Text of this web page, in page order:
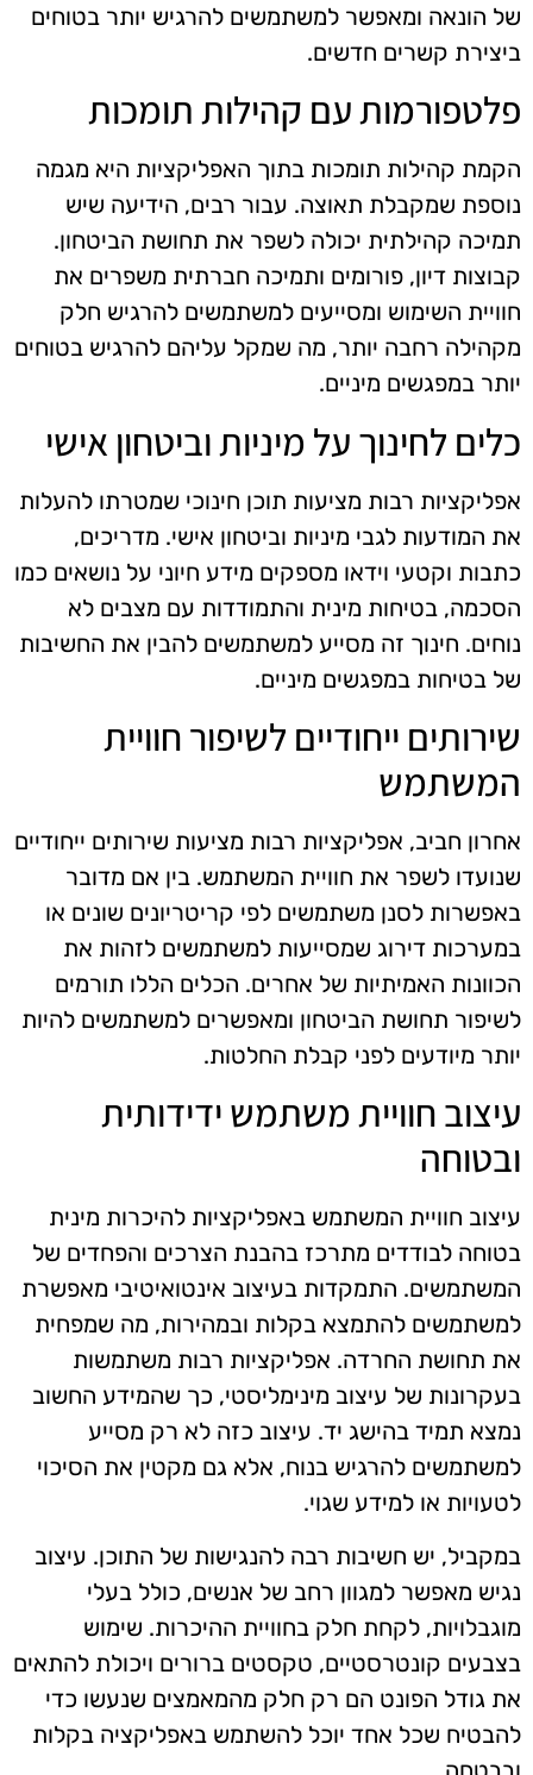
של הונאה ומאפשר למשתמשים להרגיש יותר בטוחים
ביצירת קשרים חדשים.
פלטפורמות עם קהילות תומכות
הקמת קהילות תומכות בתוך האפליקציות היא מגמה
נוספת שמקבלת תאוצה. עבור רבים, הידיעה שיש
תמיכה קהילתית יכולה לשפר את תחושת הביטחון.
קבוצות דיון, פורומים ותמיכה חברתית משפרים את
חוויית השימוש ומסייעים למשתמשים להרגיש חלק
מקהילה רחבה יותר, מה שמקל עליהם להרגיש בטוחים
יותר במפגשים מיניים.
כלים לחינוך על מיניות וביטחון אישי
אפליקציות רבות מציעות תוכן חינוכי שמטרתו להעלות
את המודעות לגבי מיניות וביטחון אישי. מדריכים,
כתבות וקטעי וידאו מספקים מידע חיוני על נושאים כמו
הסכמה, בטיחות מינית והתמודדות עם מצבים לא
נוחים. חינוך זה מסייע למשתמשים להבין את החשיבות
של בטיחות במפגשים מיניים.
שירותים ייחודיים לשיפור חוויית
המשתמש
אחרון חביב, אפליקציות רבות מציעות שירותים ייחודיים
שנועדו לשפר את חוויית המשתמש. בין אם מדובר
באפשרות לסנן משתמשים לפי קריטריונים שונים או
במערכות דירוג שמסייעות למשתמשים לזהות את
הכוונות האמיתיות של אחרים. הכלים הללו תורמים
לשיפור תחושת הביטחון ומאפשרים למשתמשים להיות
יותר מיודעים לפני קבלת החלטות.
עיצוב חוויית משתמש ידידותית
ובטוחה
עיצוב חוויית המשתמש באפליקציות להיכרות מינית
בטוחה לבודדים מתרכז בהבנת הצרכים והפחדים של
המשתמשים. התמקדות בעיצוב אינטואיטיבי מאפשרת
למשתמשים להתמצא בקלות ובמהירות, מה שמפחית
את תחושת החרדה. אפליקציות רבות משתמשות
בעקרונות של עיצוב מינימליסטי, כך שהמידע החשוב
נמצא תמיד בהישג יד. עיצוב כזה לא רק מסייע
למשתמשים להרגיש בנוח, אלא גם מקטין את הסיכוי
לטעויות או למידע שגוי.
במקביל, יש חשיבות רבה להנגישות של התוכן. עיצוב
נגיש מאפשר למגוון רחב של אנשים, כולל בעלי
מוגבלויות, לקחת חלק בחוויית ההיכרות. שימוש
בצבעים קונטרסטיים, טקסטים ברורים ויכולת להתאים
את גודל הפונט הם רק חלק מהמאמצים שנעשו כדי
להבטיח שכל אחד יוכל להשתמש באפליקציה בקלות